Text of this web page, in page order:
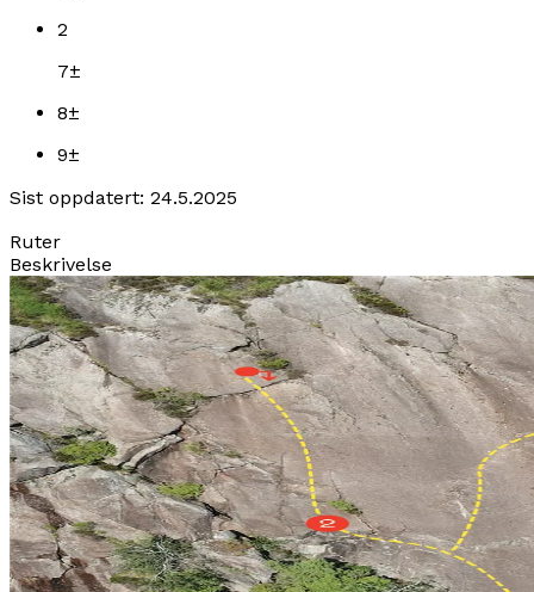
2
7±
8±
9±
Sist oppdatert: 24.5.2025
Ruter
Beskrivelse